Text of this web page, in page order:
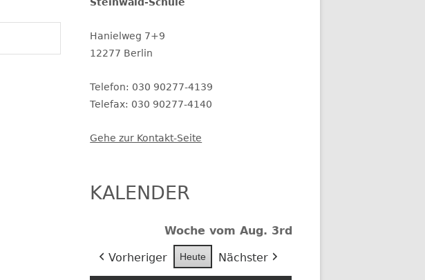
Hanielweg 7+9
12277 Berlin
Telefon: 030 90277-4139
Telefax: 030 90277-4140
Gehe zur Kontakt-Seite
KALENDER
Woche vom Aug. 3rd
Vorheriger Heute Nächster